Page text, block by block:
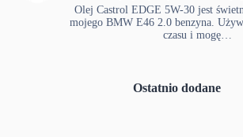
Olej Castrol EDGE 5W-30 jest
mojego BMW E46 2.0 benzyna.
czasu i mogę…
Ostatnio dodane